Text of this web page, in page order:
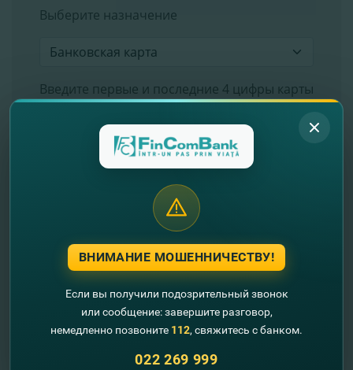
ВНИМАНИЕ МОШЕННИЧЕСТВУ!
Если вы получили подозрительный звонок
или сообщение: завершите разговор,
немедленно позвоните 112, свяжитесь с банком.
022 269 999